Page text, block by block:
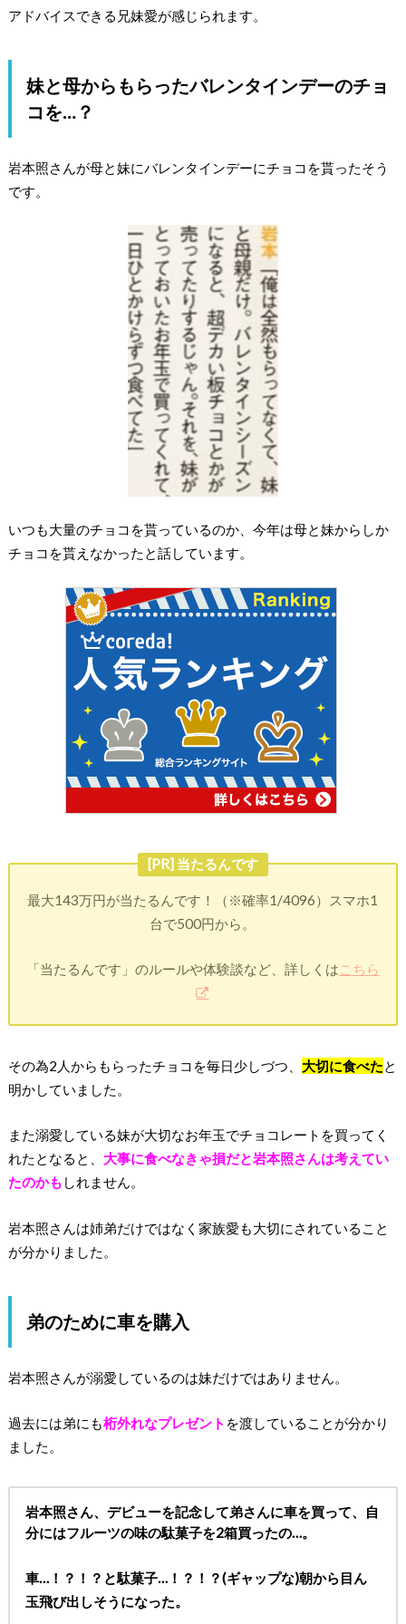
アドバイスできる兄妹愛が感じられます。
妹と母からもらったバレンタインデーのチョ
コを…？
岩本照さんが母と妹にバレンタインデーにチョコを貰ったそう
です。
いつも大量のチョコを貰っているのか、今年は母と妹からしか
チョコを貰えなかったと話しています。
[PR] 当たるんです
最大143万円が当たるんです！（※確率1/4096）スマホ1
台で500円から。
「当たるんです」のルールや体験談など、詳しくは こちら
その為2人からもらったチョコを毎日少しづつ、 大切に食べた と
明かしていました。
また溺愛している妹が大切なお年玉でチョコレートを買ってく
れたとなると、 大事に食べなきゃ損だと岩本照さんは考えてい
たのかも しれません。
岩本照さんは姉弟だけではなく家族愛も大切にされていること
が分かりました。
弟のために車を購入
岩本照さんが溺愛しているのは妹だけではありません。
過去には弟にも桁外れなプレゼント を渡していることが分かり
ました。
岩本照さん、デビューを記念して弟さんに車を買って、自
分にはフルーツの味の駄菓子を2箱買ったの…。
車…！？！？と駄菓子…！？！？(ギャップな)朝から目ん
玉飛び出しそうになった。